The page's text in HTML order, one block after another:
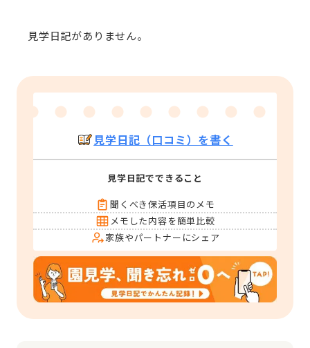
見学日記がありません。
見学日記（口コミ）を書く
見学日記でできること
聞くべき保活項目のメモ
メモした内容を簡単比較
家族やパートナーにシェア